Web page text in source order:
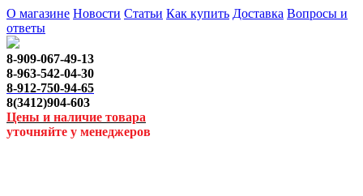
О магазине Новости Статьи Как купить Доставка Вопросы и
ответы
8-909-067-49-13
8-963-542-04-30
8-912-750-94-65
8(3412)904-603
Цены и наличие товара
уточняйте у менеджеров